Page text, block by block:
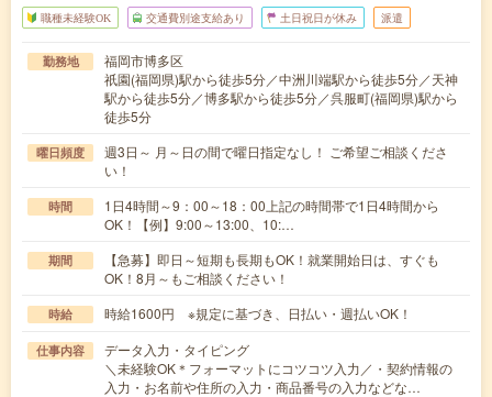
職種未経験OK 交通費別途支給あり 土日祝日が休み 派遣
勤務地
福岡市博多区
祇園(福岡県)駅から徒歩5分／中洲川端駅から徒歩5分／天神
駅から徒歩5分／博多駅から徒歩5分／呉服町(福岡県)駅から
徒歩5分
曜日頻度
週3日～ 月～日の間で曜日指定なし！ ご希望ご相談くださ
い！
時間
1日4時間～9：00～18：00上記の時間帯で1日4時間から
OK！【例】9:00～13:00、10:…
期間
【急募】即日～短期も長期もOK！就業開始日は、すぐも
OK！8月～もご相談ください！
時給 時給1600円 ※規定に基づき、日払い・週払いOK！
仕事内容
データ入力・タイピング
＼未経験OK＊フォーマットにコツコツ入力／・契約情報の
入力・お名前や住所の入力・商品番号の入力などな…